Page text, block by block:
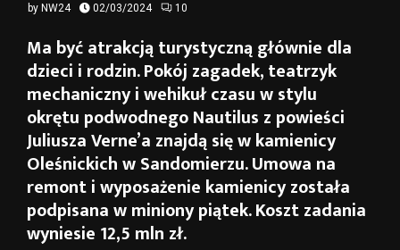
by NW24 02/03/2024 10
Ma być atrakcją turystyczną głównie dla
dzieci i rodzin. Pokój zagadek, teatrzyk
mechaniczny i wehikuł czasu w stylu
okrętu podwodnego Nautilus z powieści
Juliusza Verne’a znajdą się w kamienicy
Oleśnickich w Sandomierzu. Umowa na
remont i wyposażenie kamienicy została
podpisana w miniony piątek. Koszt zadania
wyniesie 12,5 mln zł.